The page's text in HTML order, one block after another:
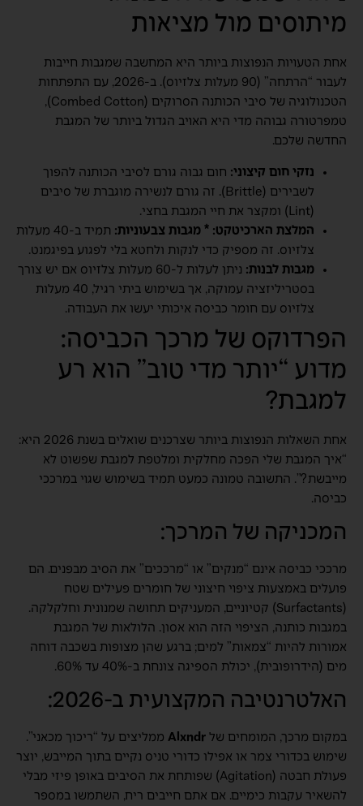
מיתוסים מול מציאות
אחת הטעויות הנפוצות ביותר היא המחשבה שמגבות חייבות
לעבור “הרתחה” (90 מעלות צלזיוס). ב-2026, עם התפתחות
הטכנולוגיה של סיבי הכותנה הסרוקים (Combed Cotton),
טמפרטורה גבוהה מדי היא האויב הגדול ביותר של המגבת
החדשה שלכם.
נזקי חום קיצוני: חום גבוה גורם לסיבי הכותנה להפוך
לשבירים (Brittle). זה גורם לנשירה מוגברת של סיבים
(Lint) ומקצר את חיי המגבת בחצי.
המלצת הארכיטקט: * מגבות צבעוניות:
תמיד ב-40 מעלות
צלזיוס. זה מספיק כדי לנקות ולחטא בלי לפגוע בפיגמנט.
מגבות לבנות:
ניתן לעלות ל-60 מעלות צלזיוס אם יש צורך
בסטריליזציה עמוקה, אך בשימוש ביתי רגיל, 40 מעלות
צלזיוס עם חומר כביסה איכותי יעשו את העבודה.
הפרדוקס של מרכך הכביסה:
מדוע “יותר מדי טוב” הוא רע
למגבת?
אחת השאלות הנפוצות ביותר שצרכנים שואלים בשנת 2026 היא:
“איך המגבת שלי הפכה מחלקית ומלטפת למגבת שפשוט לא
מייבשת?”. התשובה טמונה כמעט תמיד בשימוש שגוי במרככי
כביסה.
המכניקה של המרכך:
מרככי כביסה אינם “מנקים” או “מרככים” את הסיב מבפנים. הם
פועלים באמצעות ציפוי חיצוני של חומרים פעילים שטח
(Surfactants) קטיוניים, המעניקים תחושה שמנונית וחלקלקה.
במגבות כותנה, הציפוי הזה הוא אסון. הלולאות של המגבת
אמורות להיות “צמאות” למים; ברגע שהן מצופות בשכבה דוחה
מים (הידרופובית), יכולת הספיגה צונחת ב-40% עד 60%.
האלטרנטיבה המקצועית ב-2026:
במקום מרכך, המומחים של Alxndr ממליצים על “ריכוך מכאני”.
שימוש בכדורי צמר או אפילו כדורי טניס נקיים בתוך המייבש, יוצר
פעולת חבטה (Agitation) שפותחת את הסיבים באופן פיזי מבלי
להשאיר עקבות כימיים. אם אתם חייבים ריח, השתמשו במספר